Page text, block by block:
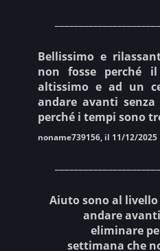
Bellissimo e
non fosse perché
altissimo e ad un
andare avanti
perché i tempi sono
noname739156, il 11/12/2025
Aiuto sono al livello
andare
eliminare
settimana che